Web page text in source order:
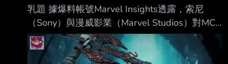
乳題 據爆料帳號Marvel Insights透露，索尼
（Sony）與漫威影業（Marvel Studios）對MCU
第 四部《蜘蛛人》個人電影曾提出兩套完全不
同的創作方向。 索尼版本： 以共生體